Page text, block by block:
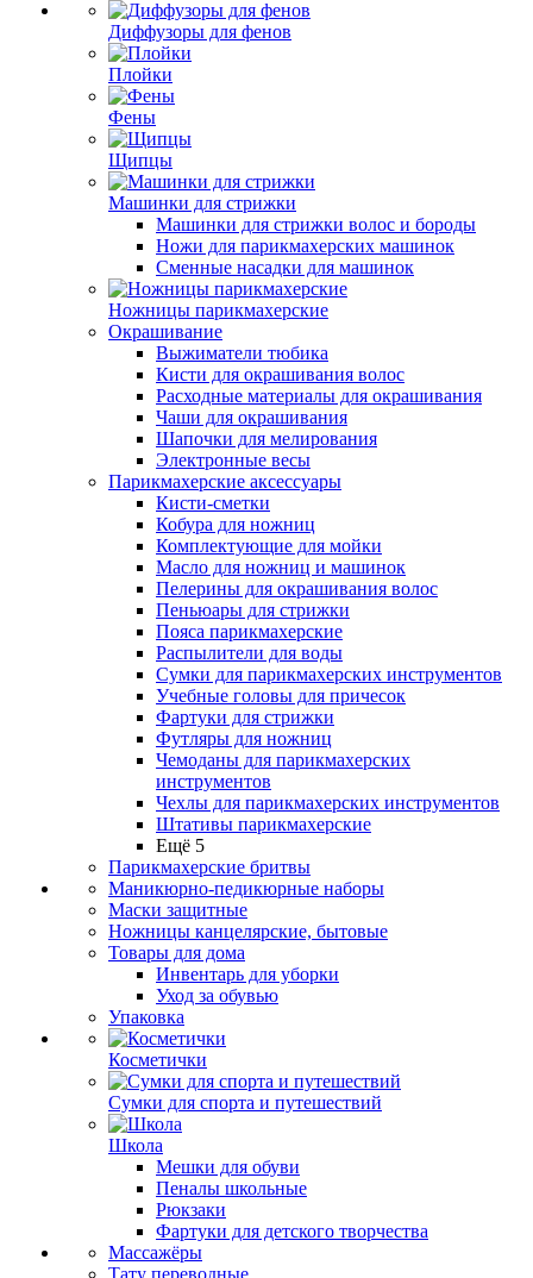
Диффузоры для фенов
Плойки
Фены
Щипцы
Машинки для стрижки
Машинки для стрижки волос и бороды
Ножи для парикмахерских машинок
Сменные насадки для машинок
Ножницы парикмахерские
Окрашивание
Выжиматели тюбика
Кисти для окрашивания волос
Расходные материалы для окрашивания
Чаши для окрашивания
Шапочки для мелирования
Электронные весы
Парикмахерские аксессуары
Кисти-сметки
Кобура для ножниц
Комплектующие для мойки
Масло для ножниц и машинок
Пелерины для окрашивания волос
Пеньюары для стрижки
Пояса парикмахерские
Распылители для воды
Сумки для парикмахерских инструментов
Учебные головы для причесок
Фартуки для стрижки
Футляры для ножниц
Чемоданы для парикмахерских
инструментов
Чехлы для парикмахерских инструментов
Штативы парикмахерские
Ещё 5
Парикмахерские бритвы
Маникюрно-педикюрные наборы
Маски защитные
Ножницы канцелярские, бытовые
Товары для дома
Инвентарь для уборки
Уход за обувью
Упаковка
Косметички
Сумки для спорта и путешествий
Школа
Мешки для обуви
Пеналы школьные
Рюкзаки
Фартуки для детского творчества
Массажёры
Тату переводные